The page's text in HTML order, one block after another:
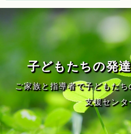
子どもたちの発
ご家族と指導者で子どもた
支援センタ